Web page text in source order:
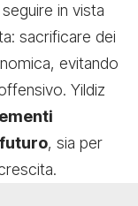
in vista
sacrificare dei
evitando
Yildiz
, sia per